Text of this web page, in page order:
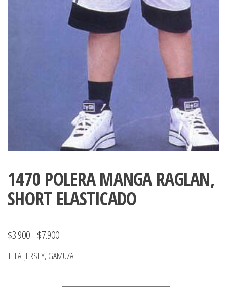
1470 POLERA MANGA RAGLAN,
SHORT ELASTICADO
$3.900- $7.900Rango
de
desde
TELA: JERSEY, GAMUZA